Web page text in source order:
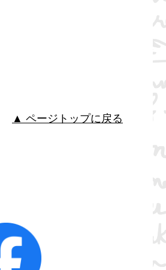
▲ ページトップに戻る